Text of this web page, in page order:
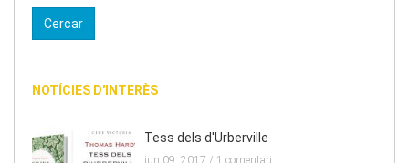
NOTÍCIES D'INTERÈS
Tess dels d'Urberville